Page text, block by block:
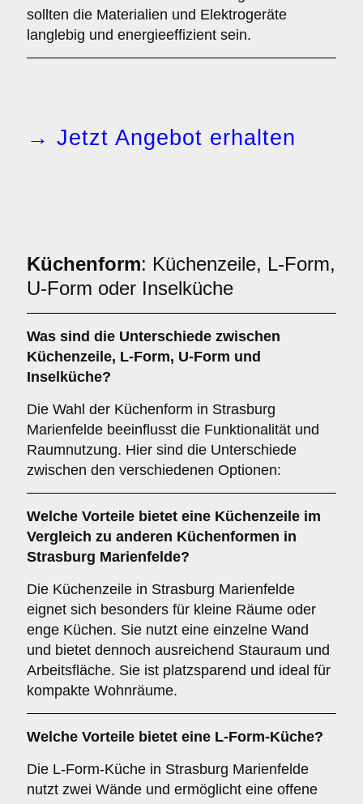
sollten die Materialien und Elektrogeräte
langlebig und energieeffizient sein.
→ Jetzt Angebot erhalten
Küchenform: Küchenzeile, L-Form,
U-Form oder Inselküche
Was sind die Unterschiede zwischen
Küchenzeile, L-Form, U-Form und
Inselküche?
Die Wahl der Küchenform in Strasburg
Marienfelde beeinflusst die Funktionalität und
Raumnutzung. Hier sind die Unterschiede
zwischen den verschiedenen Optionen:
Welche Vorteile bietet eine Küchenzeile im
Vergleich zu anderen Küchenformen in
Strasburg Marienfelde?
Die Küchenzeile in Strasburg Marienfelde
eignet sich besonders für kleine Räume oder
enge Küchen. Sie nutzt eine einzelne Wand
und bietet dennoch ausreichend Stauraum und
Arbeitsfläche. Sie ist platzsparend und ideal für
kompakte Wohnräume.
Welche Vorteile bietet eine L-Form-Küche?
Die L-Form-Küche in Strasburg Marienfelde
nutzt zwei Wände und ermöglicht eine offene